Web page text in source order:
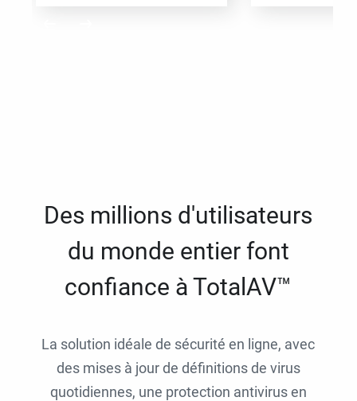
Des millions d'utilisateurs
du monde entier font
confiance à TotalAV™
La solution idéale de sécurité en ligne, avec
des mises à jour de définitions de virus
quotidiennes, une protection antivirus en